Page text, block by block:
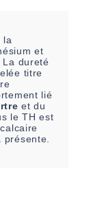
la
et
La dureté
titre
lié
et du
le TH est